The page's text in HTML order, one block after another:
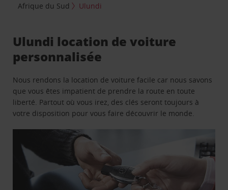
Afrique du Sud
Ulundi
Ulundi location de voiture
personnalisée
Nous rendons la location de voiture facile car nous savons
que vous êtes impatient de prendre la route en toute
liberté. Partout où vous irez, des clés seront toujours à
votre disposition pour vous faire découvrir le monde.